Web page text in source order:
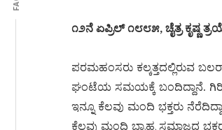
೧೨ನೆ ಏಪ್ರಿಲ್ ೧೮೮೫, ಚೈತ್ರ ಕೃಷ್ಣ
ಪರಮಹಂಸರು ಕಲ್ಕತ್ತದಲ್ಲಿರುವ
ಘಂಟೆಯ ಸಮಯಕ್ಕೆ ಬಂದಿದ್ದಾನೆ.
ಇನ್ನೂ ಕೆಲವು ಮಂದಿ ಭಕ್ತರು
ಕೆಲವು ಮಂದಿ ಬ್ರಾಹ್ಮ ಸಮಾಜದ